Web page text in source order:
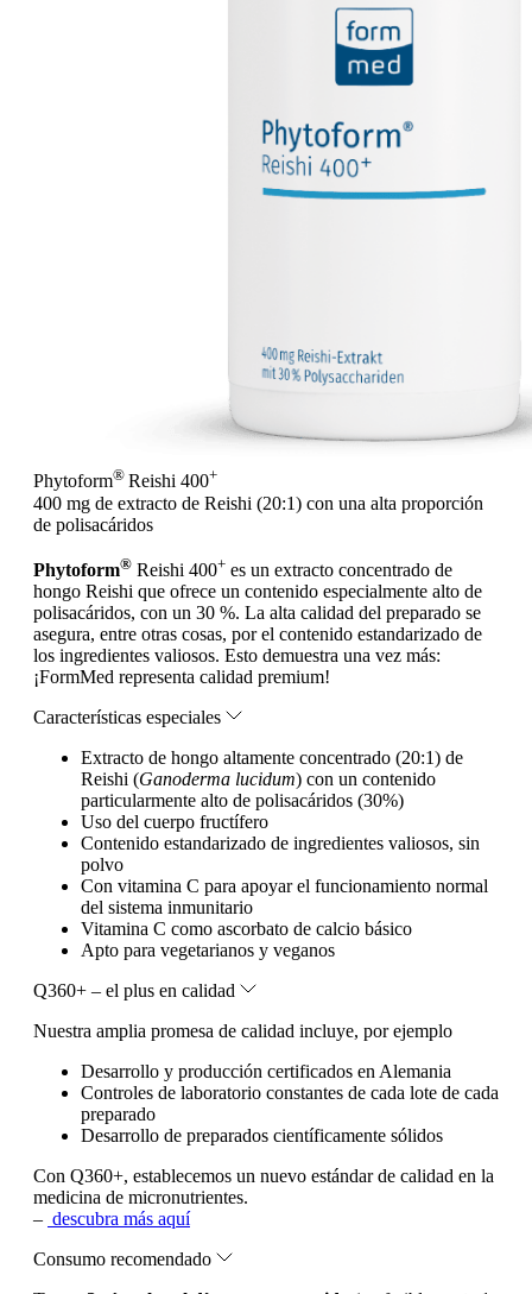
Phytoform® Reishi 400+
400 mg de extracto de Reishi (20:1) con una alta proporción
de polisacáridos
Phytoform® Reishi 400+ es un extracto concentrado de
hongo Reishi que ofrece un contenido especialmente alto de
polisacáridos, con un 30 %. La alta calidad del preparado se
asegura, entre otras cosas, por el contenido estandarizado de
los ingredientes valiosos. Esto demuestra una vez más:
¡FormMed representa calidad premium!
Características especiales
Extracto de hongo altamente concentrado (20:1) de
Reishi (Ganoderma lucidum) con un contenido
particularmente alto de polisacáridos (30%)
Uso del cuerpo fructífero
Contenido estandarizado de ingredientes valiosos, sin
polvo
Con vitamina C para apoyar el funcionamiento normal
del sistema inmunitario
Vitamina C como ascorbato de calcio básico
Apto para vegetarianos y veganos
Q360+ – el plus en calidad
Nuestra amplia promesa de calidad incluye, por ejemplo
Desarrollo y producción certificados en Alemania
Controles de laboratorio constantes de cada lote de cada
preparado
Desarrollo de preparados científicamente sólidos
Con Q360+, establecemos un nuevo estándar de calidad en la
medicina de micronutrientes.
– descubra más aquí
Consumo recomendado